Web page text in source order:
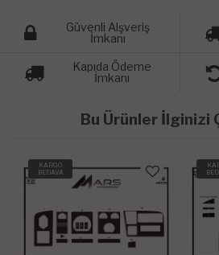
Güvenli Alşveriş
İmkanı
Kapıda Ödeme
İmkanı
Bu Ürünler İlginizi
KARGO
BEDAVA